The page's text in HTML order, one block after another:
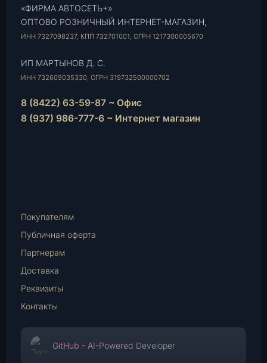
«ФИРМА АВТОСЕТЬ+»
ОПТОВО РОЗНИЧНЫЙ ИНТЕРНЕТ-МАГАЗИН,
ИНН 7327098237, КПП 732701001, ОГРН 1217300005670
ИП МАРТЫНОВ Д. С.
ИНН 732609035330, ОГРН 319732500000702
8 (8422) 63-59-87 ~ Офис
8 (937) 986-777-6 ~ Интернет магазин
Mail
Покупателям
Публичная оферта
Партнерам
Доставка
Реквизиты
Контакты
GitHub - AI-Powered Developer